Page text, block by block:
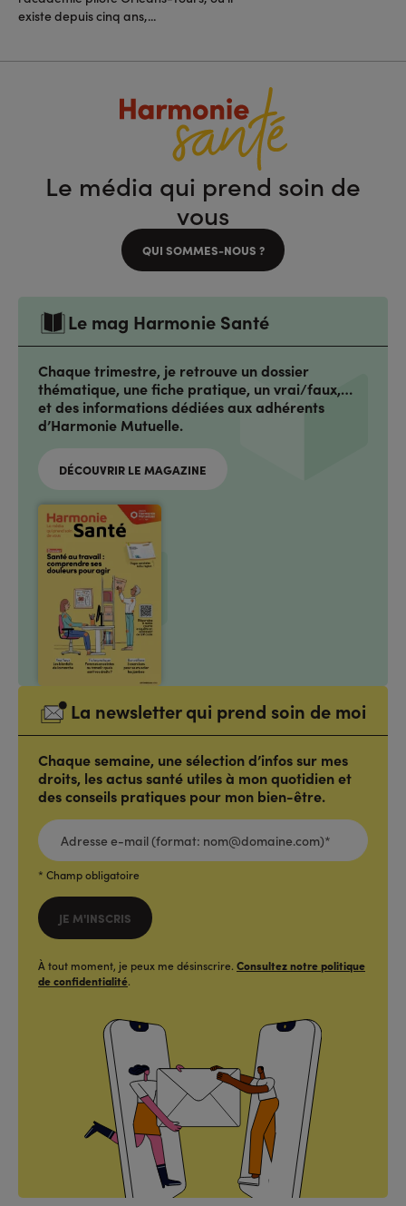
existe depuis cinq ans,...
Le média qui prend soin de
vous
QUI SOMMES-NOUS ?
Le mag Harmonie Santé
Chaque trimestre, je retrouve un dossier
thématique, une fiche pratique, un vrai/faux,…
et des informations dédiées aux adhérents
d’Harmonie Mutuelle.
DÉCOUVRIR LE MAGAZINE
La newsletter qui prend soin de moi
Chaque semaine, une sélection d’infos sur mes
droits, les actus santé utiles à mon quotidien et
des conseils pratiques pour mon bien-être.
ADRESSE
E-
MAIL
(FORMAT:
NOM@DOMAINE.COM)*
* Champ obligatoire
JE M'INSCRIS
À tout moment, je peux me désinscrire. Consultez notre politique
de confidentialité.